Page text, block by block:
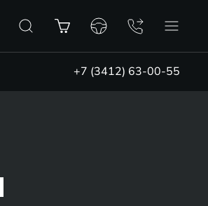
+7 (3412) 63-00-55